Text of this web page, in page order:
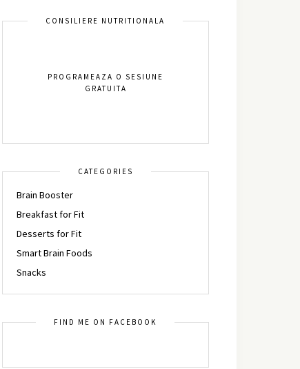
CONSILIERE NUTRITIONALA
PROGRAMEAZA O SESIUNE
GRATUITA
CATEGORIES
Brain Booster
Breakfast for Fit
Desserts for Fit
Smart Brain Foods
Snacks
FIND ME ON FACEBOOK